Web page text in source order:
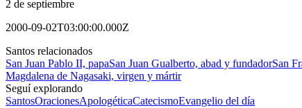
2 de septiembre
2000-09-02T03:00:00.000Z
Santos relacionados
San Juan Pablo II, papaSan Juan Gualberto, abad y fundadorSan
Magdalena de Nagasaki, virgen y mártir
Seguí explorando
SantosOracionesApologéticaCatecismoEvangelio del día